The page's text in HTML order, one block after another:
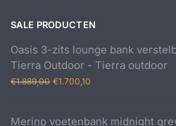
SALE PRODUCTEN
Oasis 3-zits lounge bank
Tierra Outdoor - Tierra outdoor
€1.889,00 Oorspronkelijke
€1.700,10
Merino voetenbank midnight